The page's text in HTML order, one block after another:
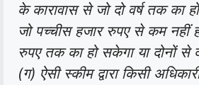
के कारावास से जो दो वर्ष तक का
जो पच्चीस हजार रुपए से कम नहीं
रुपए तक का हो सकेगा या दोनों से
(ग) ऐसी स्कीम द्वारा किसी